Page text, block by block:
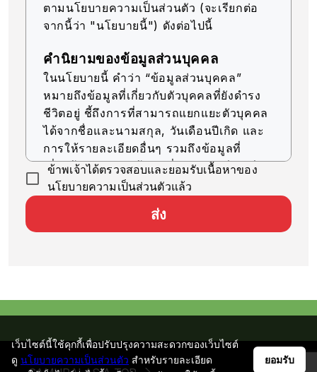
ตามนโยบายความเป็นส่วนตัว (จะเรียกต่อ
จากนี้ว่า "นโยบายนี้") ดังต่อไปนี้
คำนิยามของข้อมูลส่วนบุคคล
ในนโยบายนี้ คำว่า “ข้อมูลส่วนบุคคล”
หมายถึงข้อมูลที่เกี่ยวกับตัวบุคคลที่ยังดำรง
ชีวิตอยู่ ชี้ถึงการที่สามารถแยกแยะตัวบุคคล
ได้จากชื่อและนามสกุล, วันเดือนปีเกิด และ
การให้รายละเอียดอื่นๆ รวมถึงข้อมูลที่
เกี่ยวข้อง (รวมถึงข้อมูลที่สามารถเทียบเคียง
กับข้อมูลอื่นๆ ได้ง่าย ซึ่งจะช่วยให้สามารถ
การรับข้อมูลส่วนบุคคล
การใช้ข้อมูลส่วนบุคคล
เท่าที่จำเป็นสำหรับการดำเนินธุรกิจ ภายใน
ขอบเขตวัตถุประสงค์ที่ระบุไว้ ดังต่อไปนี้
ข้าพเจ้าได้ตรวจสอบและยอมรับเนื้อหาของ
นโยบายความเป็นส่วนตัวแล้ว
ส่ง
เว็บไซต์นี้ใช้คุกกี้เพื่อปรับปรุงความสะดวกของเว็บไซต์
ดู นโยบายความเป็นส่วนตัว สำหรับรายละเอียด
ยอมรับ